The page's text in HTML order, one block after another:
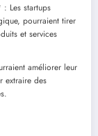
Les startups
pourraient tirer
et services
améliorer leur
extraire des